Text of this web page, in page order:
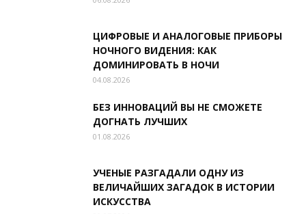
ЦИФРОВЫЕ И АНАЛОГОВЫЕ ПРИБОРЫ
НОЧНОГО ВИДЕНИЯ: КАК
ДОМИНИРОВАТЬ В НОЧИ
04.08.2026
БЕЗ ИННОВАЦИЙ ВЫ НЕ СМОЖЕТЕ
ДОГНАТЬ ЛУЧШИХ
01.08.2026
УЧЕНЫЕ РАЗГАДАЛИ ОДНУ ИЗ
ВЕЛИЧАЙШИХ ЗАГАДОК В ИСТОРИИ
ИСКУССТВА